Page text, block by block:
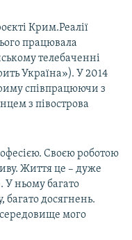
Крим.Реалії
працювала
телебаченні
Україна»). У 2014
співпрацюючи з
з півострова
Своєю роботою
Життя це – дуже
У ньому багато
багато досягнень.
мого